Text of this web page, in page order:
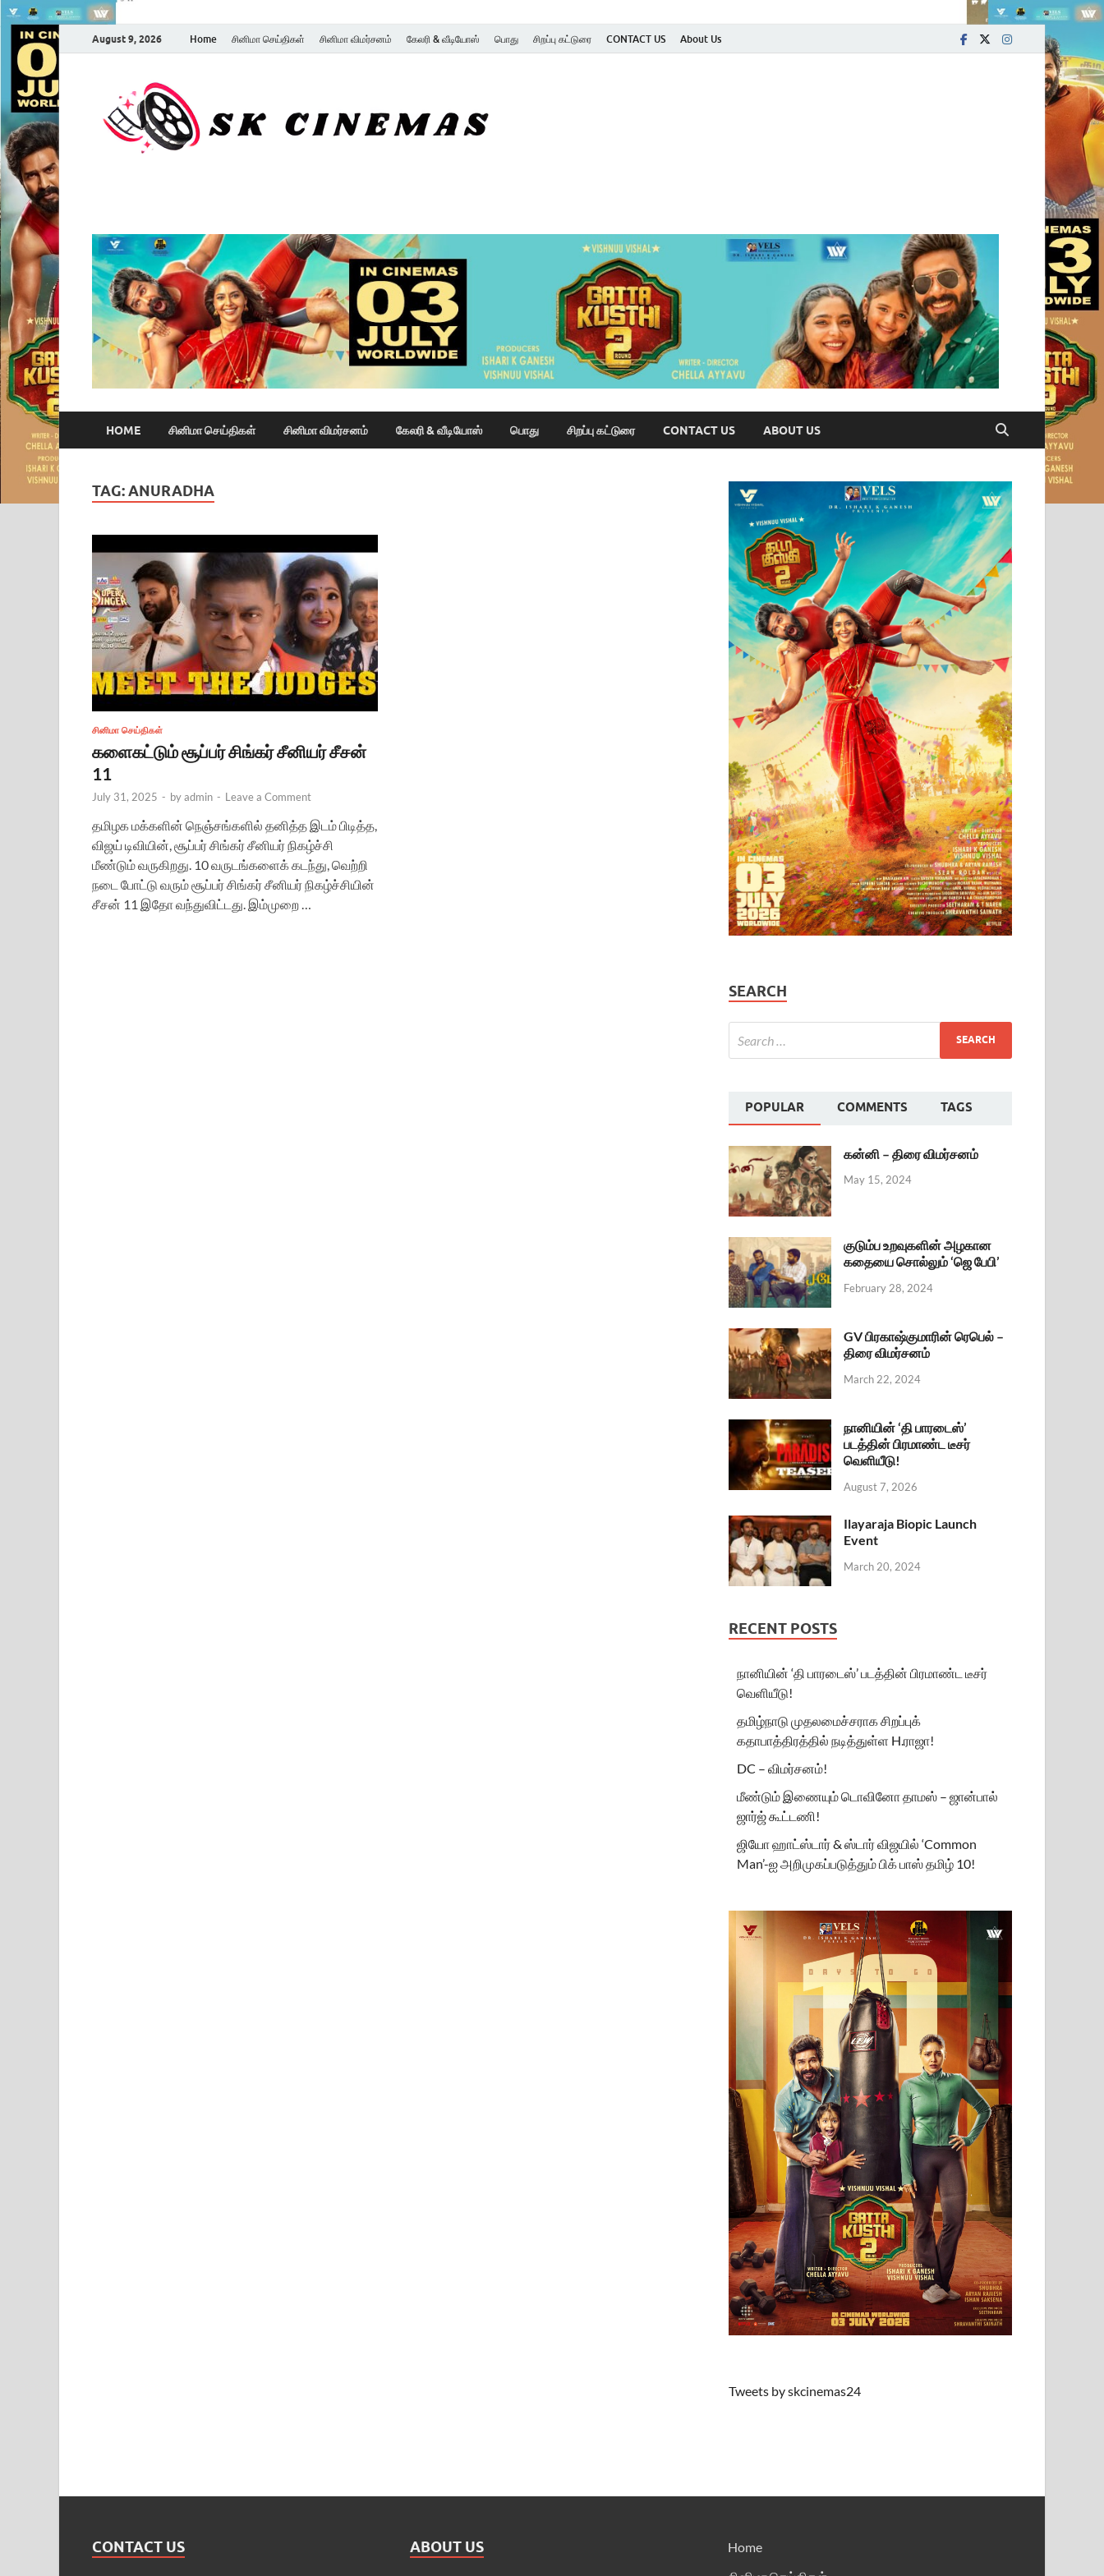
August 9, 2026 Home சினிமா செய்திகள் சினிமா விமர்சனம் கேலரி & வீடியோஸ் பொது சிறப்பு கட்டுரை CONTACT US About Us
HOME சினிமா செய்திகள் சினிமா விமர்சனம் கேலரி & வீடியோஸ் பொது சிறப்பு கட்டுரை CONTACT US ABOUT US
TAG:ANURADHA
சினிமா செய்திகள்
களைகட்டும் சூப்பர் சிங்கர் சீனியர் சீசன்
11
July 31, 2025 - byadmin - Leave a Comment
தமிழக மக்களின் நெஞ்சங்களில் தனித்த இடம் பிடித்த,
விஜய் டிவியின், சூப்பர் சிங்கர் சீனியர் நிகழ்ச்சி
மீண்டும் வருகிறது. 10 வருடங்களைக் கடந்து, வெற்றி
நடை போட்டு வரும் சூப்பர் சிங்கர் சீனியர் நிகழ்ச்சியின்
சீசன் 11 இதோ வந்துவிட்டது. இம்முறை …
SEARCH
POPULAR COMMENTS TAGS
கன்னி – திரை விமர்சனம்
May 15, 2024
குடும்ப உறவுகளின் அழகான
கதையை சொல்லும் ‘ஜெ பேபி’
February 28, 2024
GV பிரகாஷ்குமாரின் ரெபெல் –
திரை விமர்சனம்
March 22, 2024
நானியின் ‘தி பாரடைஸ்’
படத்தின் பிரமாண்ட டீசர்
வெளியீடு!
August 7, 2026
Ilayaraja Biopic Launch
Event
March 20, 2024
RECENT POSTS
நானியின் ‘தி பாரடைஸ்’ படத்தின் பிரமாண்ட டீசர்
வெளியீடு!
தமிழ்நாடு முதலமைச்சராக சிறப்புக்
கதாபாத்திரத்தில் நடித்துள்ள H.ராஜா!
DC – விமர்சனம்!
மீண்டும் இணையும் டொவினோ தாமஸ் – ஜான்பால்
ஜார்ஜ் கூட்டணி!
ஜியோ ஹாட்ஸ்டார் & ஸ்டார் விஜயில் ‘Common
Man’-ஐ அறிமுகப்படுத்தும் பிக் பாஸ் தமிழ் 10!
Tweets by skcinemas24
CONTACT US ABOUT US
Home